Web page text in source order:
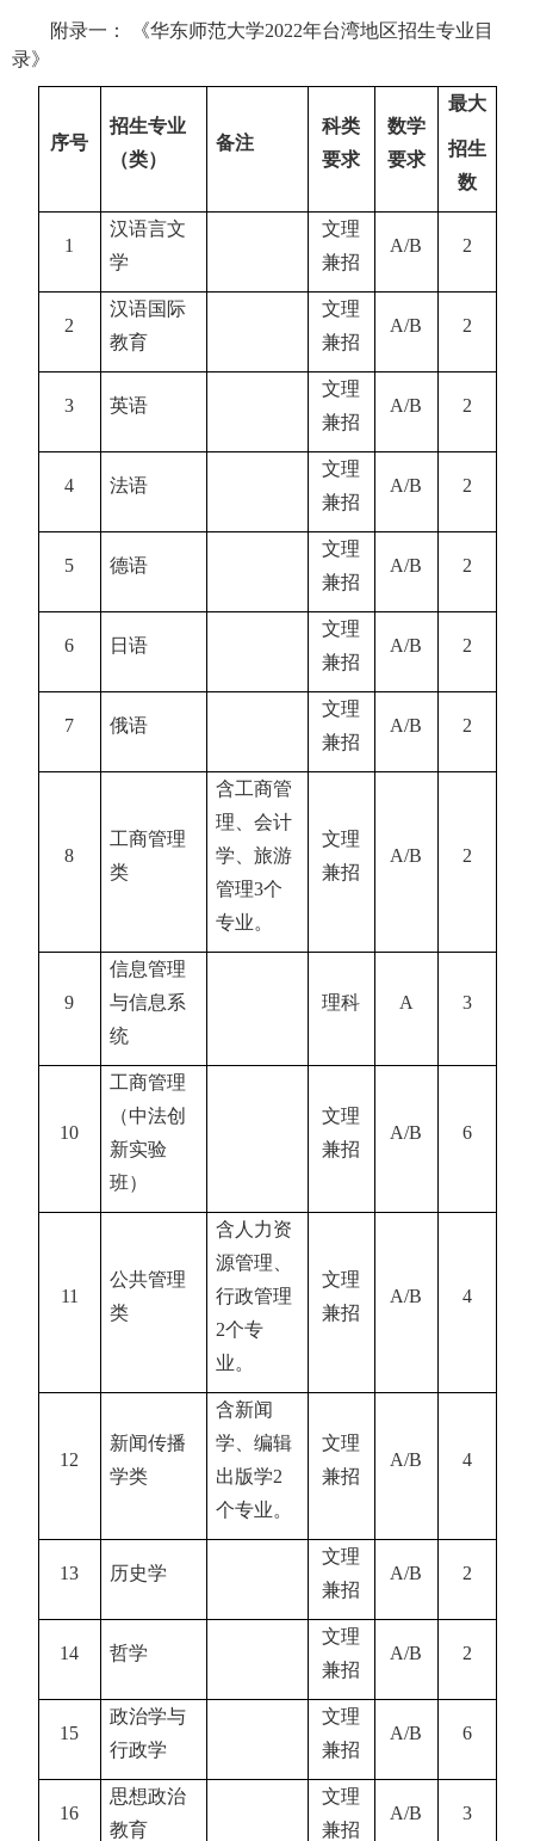
附录一： 《华东师范大学2022年台湾地区招生专业目
录》
序号
招生专业
（类）
备注
科类
要求
数学
要求
最大
招生
数
1
汉语言文
学
文理
兼招
A/B 2
2
汉语国际
教育
文理
兼招
A/B 2
3 英语
文理
兼招
A/B 2
4 法语
文理
兼招
A/B 2
5 德语
文理
兼招
A/B 2
6 日语
文理
兼招
A/B 2
7 俄语
文理
兼招
A/B 2
8
工商管理
类
含工商管
理、会计
学、旅游
管理3个
专业。
文理
兼招
A/B 2
9
信息管理
与信息系
统
理科 A 3
10
工商管理
（中法创
新实验
班）
文理
兼招
A/B 6
11
公共管理
类
含人力资
源管理、
行政管理
2个专
业。
文理
兼招
A/B 4
12
新闻传播
学类
含新闻
学、编辑
出版学2
个专业。
文理
兼招
A/B 4
13 历史学
文理
兼招
A/B 2
14 哲学
文理
兼招
A/B 2
15
政治学与
行政学
文理
兼招
A/B 6
16
思想政治
教育
文理
兼招
A/B 3